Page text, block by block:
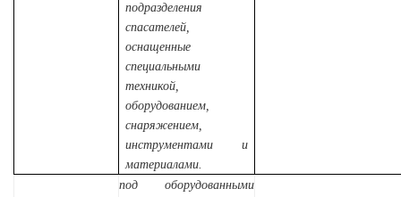
подразделения
спасателей,
оснащенные
специальными
техникой,
оборудованием,
снаряжением,
инструментами и
материалами.
под оборудованными